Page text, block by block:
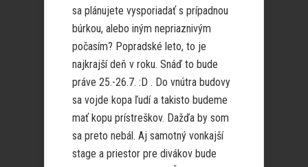
sa plánujete vysporiadať s prípadnou
búrkou, alebo iným nepriaznivým
počasím? Popradské leto, to je
najkrajší deň v roku. Snáď to bude
práve 25.-26.7. :D . Do vnútra budovy
sa vojde kopa ľudí a takisto budeme
mať kopu prístreškov. Dažďa by som
sa preto nebál. Aj samotný vonkajší
stage a priestor pre divákov bude